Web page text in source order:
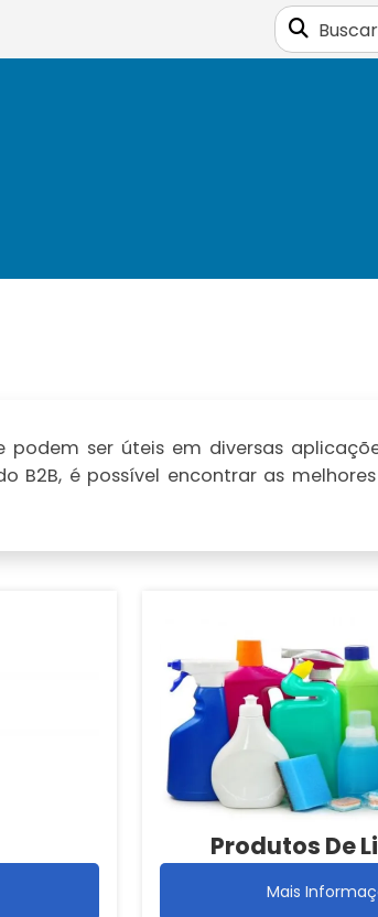
Buscar
ser úteis em diversas
é possível encontrar as
Produtos De
Mais